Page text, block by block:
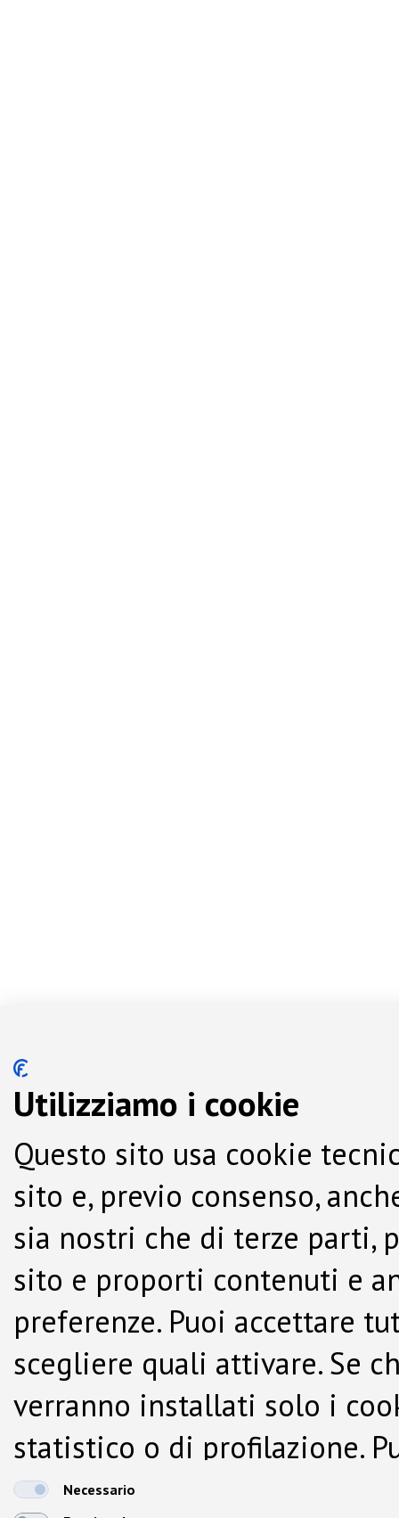
Utilizziamo i cookie
Questo sito usa cookie
sito e, previo consenso,
sia nostri che di terze parti,
sito e proporti contenuti e
preferenze. Puoi accettare
scegliere quali attivare. Se
verranno installati solo i
statistico o di profilazione.
dalla Cookie Policy.
Necessario